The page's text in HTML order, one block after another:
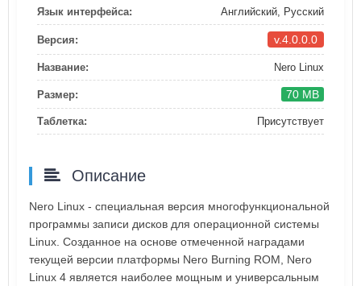
Язык интерфейса: Английский, Русский
Версия: v.4.0.0.0
Название: Nero Linux
Размер: 70 MB
Таблетка: Присутствует
Описание
Nero Linux - специальная версия многофункциональной
программы записи дисков для операционной системы
Linux. Созданное на основе отмеченной наградами
текущей версии платформы Nero Burning ROM, Nero
Linux 4 является наиболее мощным и универсальным